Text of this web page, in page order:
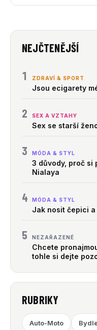
NEJČTENĚJŠÍ
1 ZDRAVÍ & SPORT
Jsou ecigarety
2 SEX A VZTAHY
Sex se starší
3 MÓDA & STYL
3 důvody, proč si
Nialaya
4 MÓDA & STYL
Jak nosit čepici
5 NEZAŘAZENÉ
Chcete
tohle si dejte
RUBRIKY
Auto-Moto